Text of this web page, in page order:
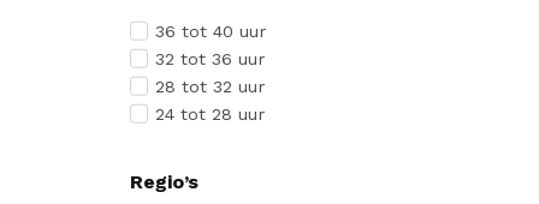
36 tot 40 uur
32 tot 36 uur
28 tot 32 uur
24 tot 28 uur
Regio’s